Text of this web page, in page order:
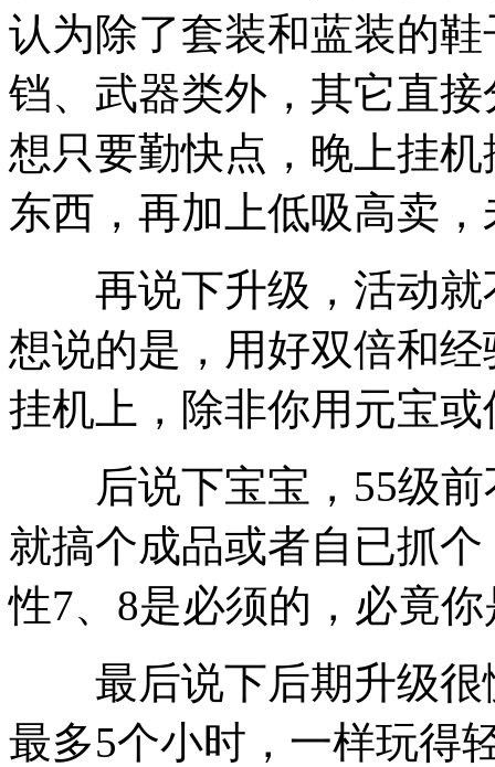
认为除了套装和蓝装的
铛、武器类外，其它直
想只要勤快点，晚上挂
东西，再加上低吸高卖
再说下升级，活动就
想说的是，用好双倍和
挂机上，除非你用元宝
后说下宝宝，55级前
就搞个成品或者自已抓
性7、8是必须的，必竟
最后说下后期升级很
最多5个小时，一样玩得